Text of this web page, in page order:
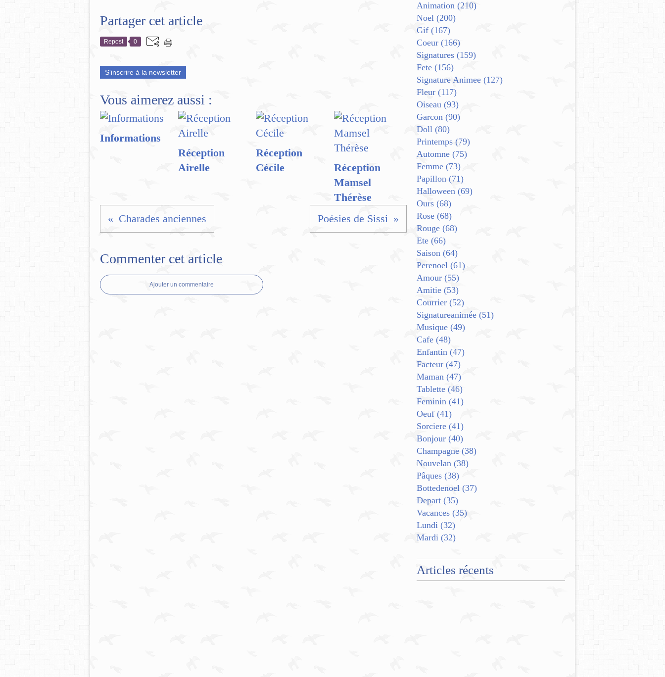
Partager cet article
Repost 0
S'inscrire à la newsletter
Vous aimerez aussi :
Informations
Réception
Airelle
Réception
Cécile
Réception
Mamsel
Thérèse
Charades anciennes
Poésies de Sissi
Commenter cet article
Ajouter un commentaire
Animation (210)
Noel (200)
Gif (167)
Coeur (166)
Signatures (159)
Fete (156)
Signature Animee (127)
Fleur (117)
Oiseau (93)
Garcon (90)
Doll (80)
Printemps (79)
Automne (75)
Femme (73)
Papillon (71)
Halloween (69)
Ours (68)
Rose (68)
Rouge (68)
Ete (66)
Saison (64)
Perenoel (61)
Amour (55)
Amitie (53)
Courrier (52)
Signatureanimée (51)
Musique (49)
Cafe (48)
Enfantin (47)
Facteur (47)
Maman (47)
Tablette (46)
Feminin (41)
Oeuf (41)
Sorciere (41)
Bonjour (40)
Champagne (38)
Nouvelan (38)
Pâques (38)
Bottedenoel (37)
Depart (35)
Vacances (35)
Lundi (32)
Mardi (32)
Articles récents